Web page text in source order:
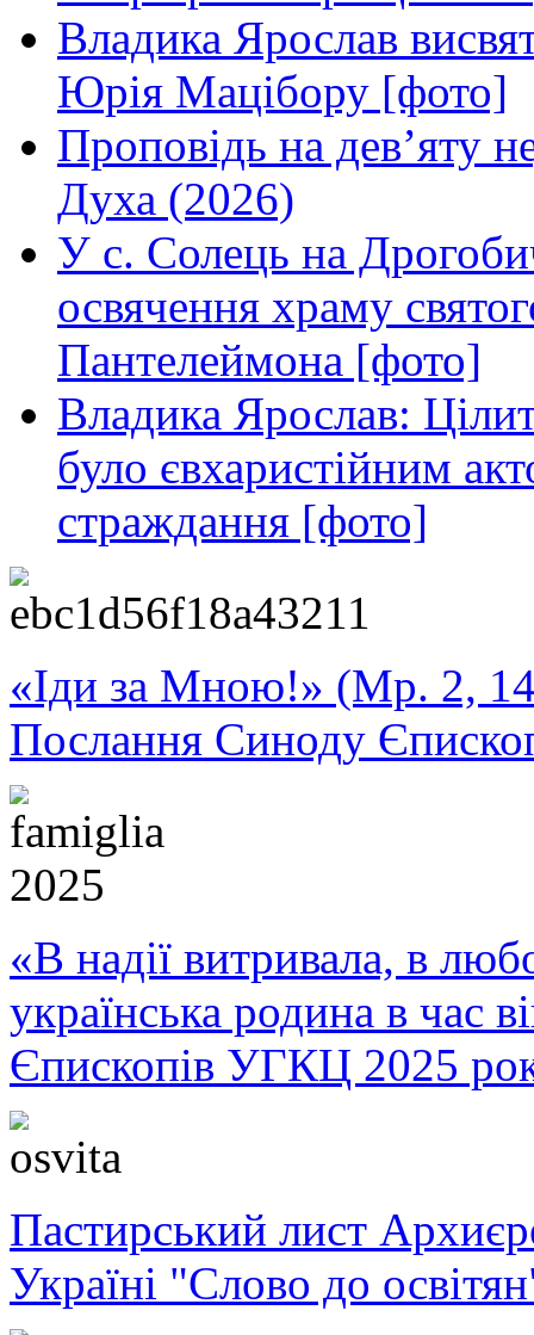
Владика Ярослав
Юрія Мацібору [фото]
Проповідь на дев’яту
Духа (2026)
У с. Солець на
освячення храму
Пантелеймона [фото]
Владика Ярослав:
було євхаристійним
страждання [фото]
«Іди за Мною!» (Мр. 2,
Послання Синоду
«В надії витривала, в
українська родина в час
Єпископів УГКЦ 2025
Пастирський лист
Україні "Слово до